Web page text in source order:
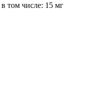
том числе: 15 мг